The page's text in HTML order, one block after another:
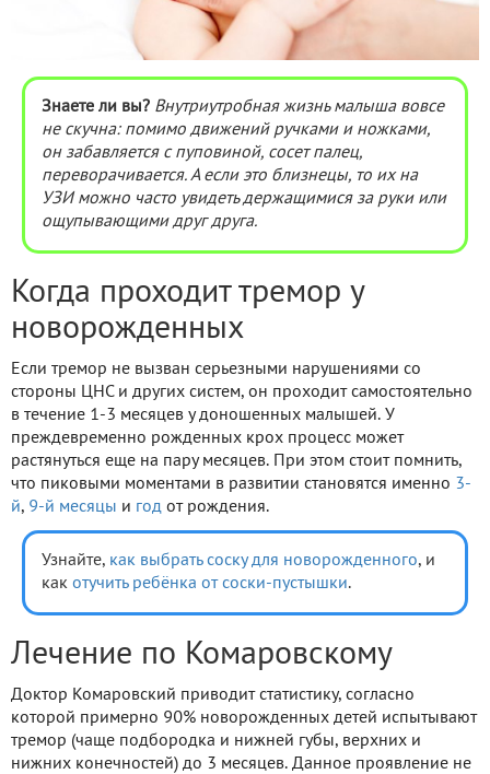
Знаете ли вы? Внутриутробная жизнь малыша вовсе
не скучна: помимо движений ручками и ножками,
он забавляется с пуповиной, сосет палец,
переворачивается. А если это близнецы, то их на
УЗИ можно часто увидеть держащимися за руки или
ощупывающими друг друга.
Когда проходит тремор у
новорожденных
Если тремор не вызван серьезными нарушениями со
стороны ЦНС и других систем, он проходит самостоятельно
в течение 1-3 месяцев у доношенных малышей. У
преждевременно рожденных крох процесс может
растянуться еще на пару месяцев. При этом стоит помнить,
что пиковыми моментами в развитии становятся именно 3-
й, 9-й месяцы и год от рождения.
Узнайте, как выбрать соску для новорожденного, и
как отучить ребёнка от соски-пустышки.
Лечение по Комаровскому
Доктор Комаровский приводит статистику, согласно
которой примерно 90% новорожденных детей испытывают
тремор (чаще подбородка и нижней губы, верхних и
нижних конечностей) до 3 месяцев. Данное проявление не